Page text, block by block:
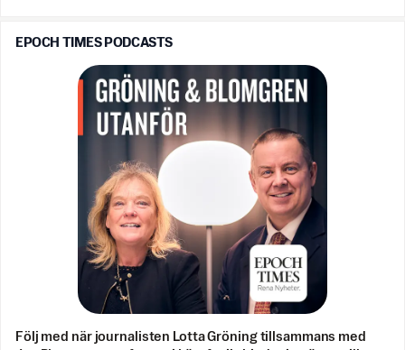
EPOCH TIMES PODCASTS
Följ med när journalisten Lotta Gröning tillsammans med